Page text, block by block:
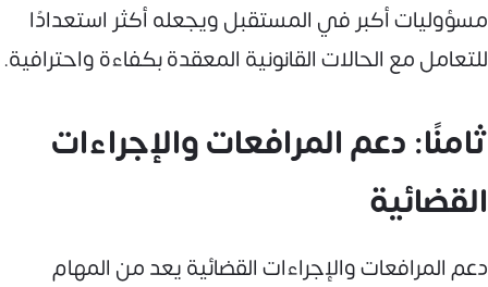
مسؤوليات أكبر في المستقبل ويجعله أكثر استعدادًا
للتعامل مع الحالات القانونية المعقدة بكفاءة واحترافية.
ثامنًا: دعم المرافعات والإجراءات
القضائية
دعم المرافعات والإجراءات القضائية يعد من المهام